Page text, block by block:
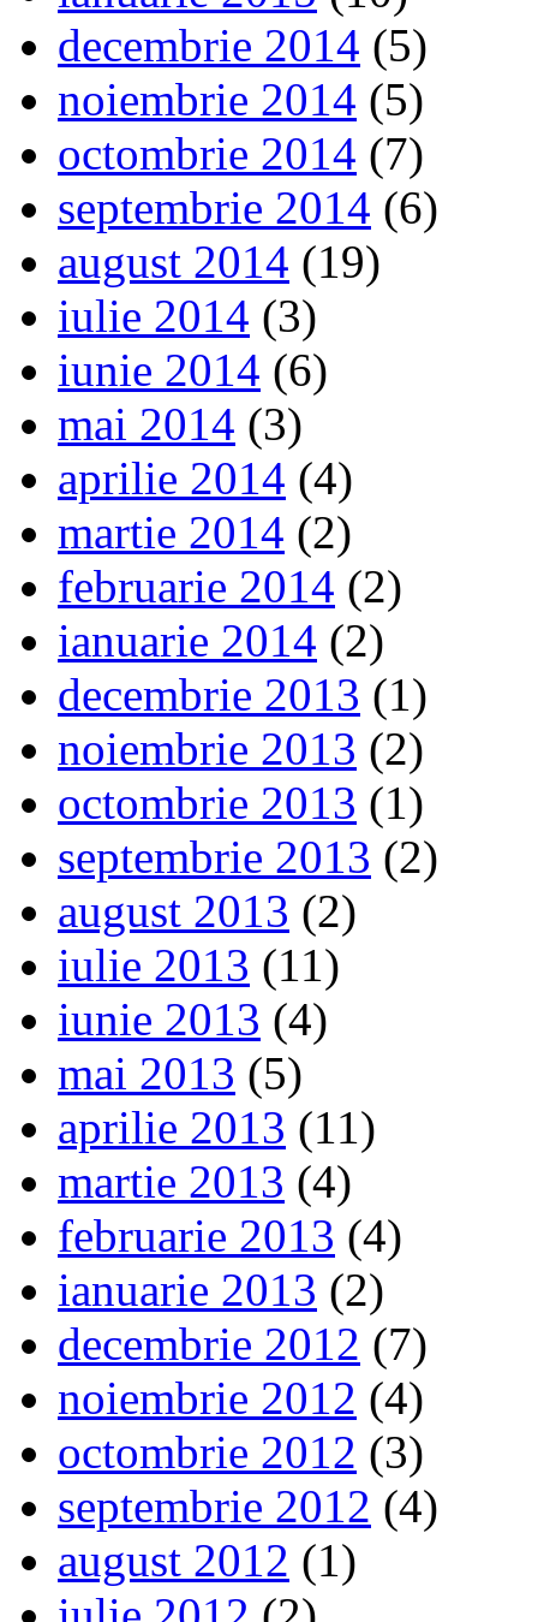
decembrie 2014 (5)
noiembrie 2014 (5)
octombrie 2014 (7)
septembrie 2014 (6)
august 2014 (19)
iulie 2014 (3)
iunie 2014 (6)
mai 2014 (3)
aprilie 2014 (4)
martie 2014 (2)
februarie 2014 (2)
ianuarie 2014 (2)
decembrie 2013 (1)
noiembrie 2013 (2)
octombrie 2013 (1)
septembrie 2013 (2)
august 2013 (2)
iulie 2013 (11)
iunie 2013 (4)
mai 2013 (5)
aprilie 2013 (11)
martie 2013 (4)
februarie 2013 (4)
ianuarie 2013 (2)
decembrie 2012 (7)
noiembrie 2012 (4)
octombrie 2012 (3)
septembrie 2012 (4)
august 2012 (1)